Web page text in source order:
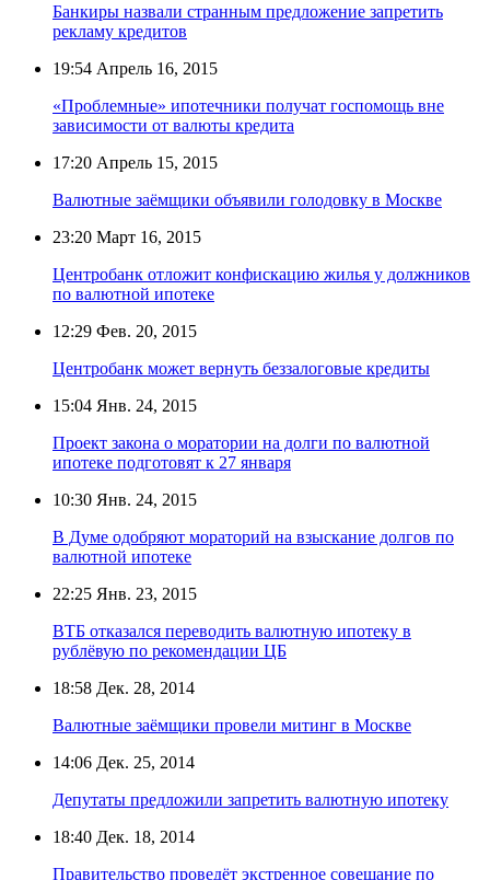
Банкиры назвали странным предложение запретить
рекламу кредитов
19:54 Апрель 16, 2015
«Проблемные» ипотечники получат госпомощь вне
зависимости от валюты кредита
17:20 Апрель 15, 2015
Валютные заёмщики объявили голодовку в Москве
23:20 Март 16, 2015
Центробанк отложит конфискацию жилья у должников
по валютной ипотеке
12:29 Фев. 20, 2015
Центробанк может вернуть беззалоговые кредиты
15:04 Янв. 24, 2015
Проект закона о моратории на долги по валютной
ипотеке подготовят к 27 января
10:30 Янв. 24, 2015
В Думе одобряют мораторий на взыскание долгов по
валютной ипотеке
22:25 Янв. 23, 2015
ВТБ отказался переводить валютную ипотеку в
рублёвую по рекомендации ЦБ
18:58 Дек. 28, 2014
Валютные заёмщики провели митинг в Москве
14:06 Дек. 25, 2014
Депутаты предложили запретить валютную ипотеку
18:40 Дек. 18, 2014
Правительство проведёт экстренное совещание по